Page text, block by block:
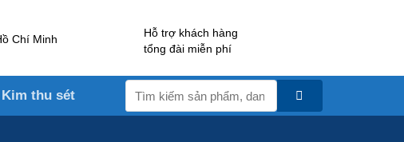
Chí Minh
Hỗ trợ khách hàng
tổng đài miễn phí
Kim thu sét
kiếm: